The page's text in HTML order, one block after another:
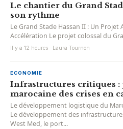
Le chantier du Grand
son rythme
Le Grand Stade Hassan II : Un
Accélération Le projet colossal du
Il y a 12 heures · Laura Tournon
ECONOMIE
Infrastructures critiques :
marocaine des crises en
Le développement logistique du
Le développement des
West Med, le port...